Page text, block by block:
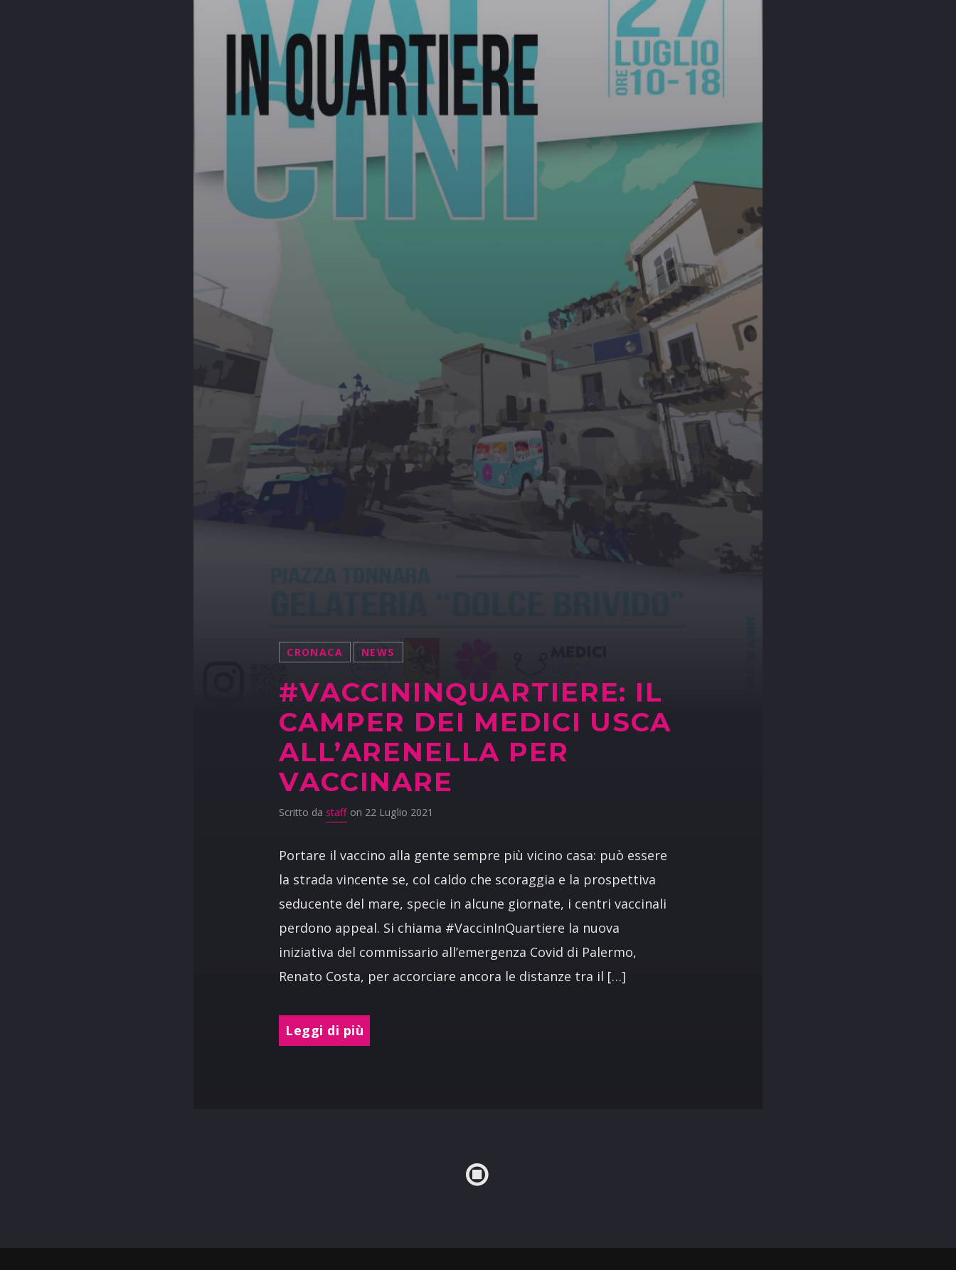
CRONACA NEWS
#VACCININQUARTIERE: IL
CAMPER DEI MEDICI USCA
ALL’ARENELLA PER
VACCINARE
Scritto da staff on 22 Luglio 2021
Portare il vaccino alla gente sempre più vicino casa: può essere
la strada vincente se, col caldo che scoraggia e la prospettiva
seducente del mare, specie in alcune giornate, i centri vaccinali
perdono appeal. Si chiama #VaccinInQuartiere la nuova
iniziativa del commissario all’emergenza Covid di Palermo,
Renato Costa, per accorciare ancora le distanze tra il […]
Leggi di più